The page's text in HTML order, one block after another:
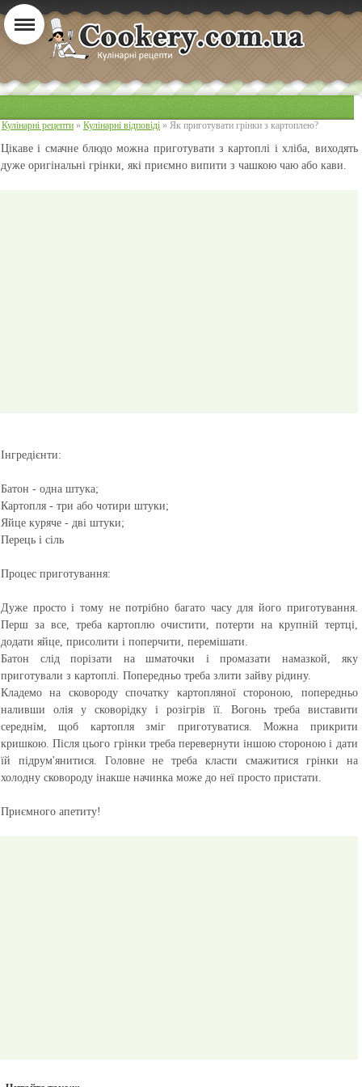
Кулінарні рецепти » Кулінарні відповіді » Як приготувати грінки з картоплею?
Цікаве і смачне блюдо можна приготувати з картоплі і хліба, виходять
дуже оригінальні грінки, які приємно випити з чашкою чаю або кави.
Інгредієнти:
Батон - одна штука;
Картопля - три або чотири штуки;
Яйце куряче - дві штуки;
Перець і сіль
Процес приготування:
Дуже просто і тому не потрібно багато часу для його приготування.
Перш за все, треба картоплю очистити, потерти на крупній тертці,
додати яйце, присолити і поперчити, перемішати.
Батон слід порізати на шматочки і промазати намазкой, яку
приготували з картоплі. Попередньо треба злити зайву рідину.
Кладемо на сковороду спочатку картопляної стороною, попередньо
наливши олія у сковорідку і розігрів її. Вогонь треба виставити
середнім, щоб картопля зміг приготуватися. Можна прикрити
кришкою. Після цього грінки треба перевернути іншою стороною і дати
їй підрум'янитися. Головне не треба класти смажитися грінки на
холодну сковороду інакше начинка може до неї просто пристати.
Приємного апетиту!